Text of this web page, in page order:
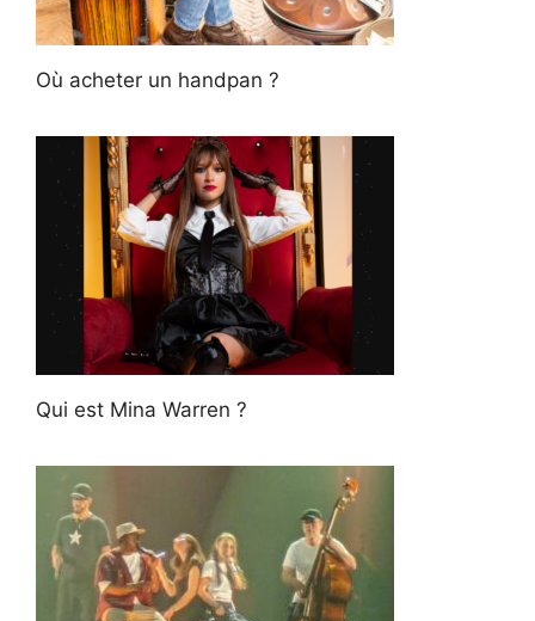
Où acheter un handpan ?
Qui est Mina Warren ?